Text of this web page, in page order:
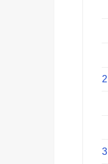
2
3